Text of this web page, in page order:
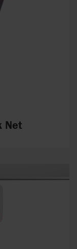
Net